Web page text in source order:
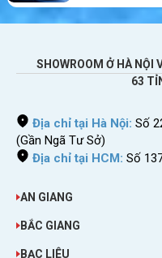
Cách thuê wifi du
Rất đơn giản quý
SHOWROOM Ở HÀ NỘI
63
Địa chỉ tại Hà Nội: Số
(Gần Ngã Tư Sở)
Địa chỉ tại HCM: Số
AN GIANG
BẮC GIANG
BẠC LIÊU